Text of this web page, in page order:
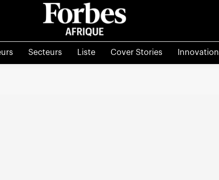
Secteurs Liste Cover Stories Innovation